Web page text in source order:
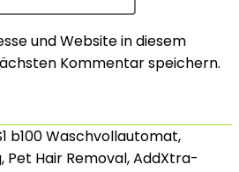
und Website in diesem
Kommentar speichern.